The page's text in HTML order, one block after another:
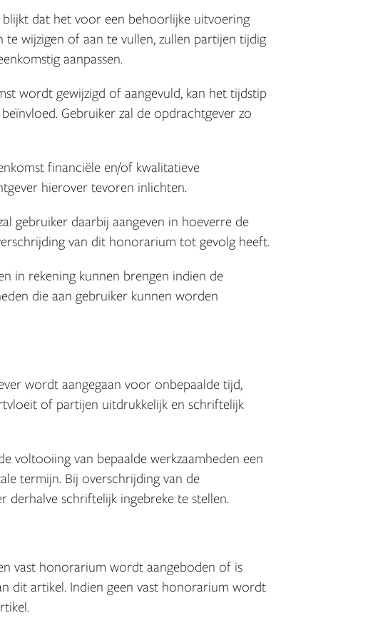
blijkt dat het voor een behoorlijke uitvoering
wijzigen of aan te vullen, zullen partijen tijdig
aanpassen.
wordt gewijzigd of aangevuld, kan het tijdstip
Gebruiker zal de opdrachtgever zo
financiële en/of kwalitatieve
hierover tevoren inlichten.
gebruiker daarbij aangeven in hoeverre de
van dit honorarium tot gevolg heeft.
in rekening kunnen brengen indien de
die aan gebruiker kunnen worden
wordt aangegaan voor onbepaalde tijd,
of partijen uitdrukkelijk en schriftelijk
voltooiing van bepaalde werkzaamheden een
termijn. Bij overschrijding van de
schriftelijk ingebreke te stellen.
vast honorarium wordt aangeboden of is
dit artikel. Indien geen vast honorarium wordt